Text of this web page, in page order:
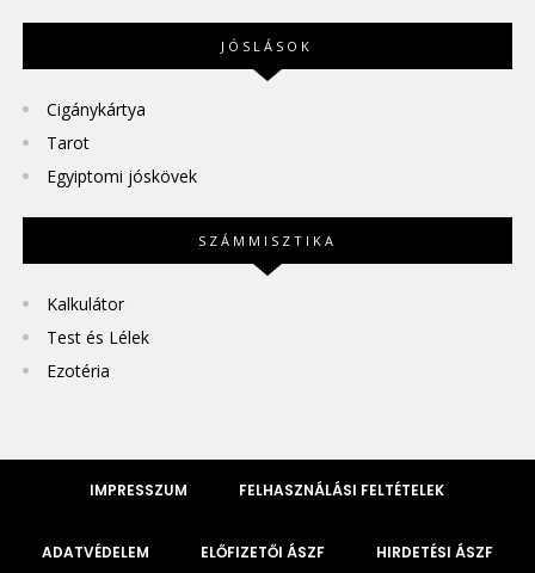
JÓSLÁSOK
Cigánykártya
Tarot
Egyiptomi jóskövek
SZÁMMISZTIKA
Kalkulátor
Test és Lélek
Ezotéria
IMPRESSZUM FELHASZNÁLÁSI FELTÉTELEK
ADATVÉDELEM ELŐFIZETŐI ÁSZF HIRDETÉSI ÁSZF